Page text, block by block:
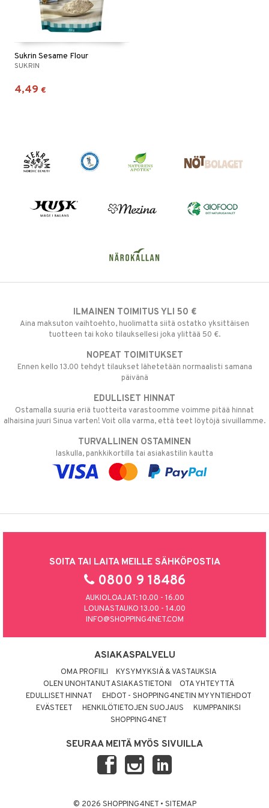
Sukrin Sesame Flour
SUKRIN
4,49 €
ILMAINEN TOIMITUS YLI 50 €
Aina maksuton vaihtoehto, huolimatta siitä ostatko yksittäisen
tuotteen tai koko tilauksellesi joka ylittää 50 €.
NOPEAT TOIMITUKSET
Ennen kello 13.00 tehdyt tilaukset lähetetään normaalisti samana
päivänä
EDULLISET HINNAT
Ostamalla suuria eriä tuotteita varastoomme voimme pitää hinnat
alhaisina juuri Sinua varten! Voit olla varma, että teet löytöjä sivuillamme.
TURVALLINEN OSTAMINEN
laskulla, pankkikortilla tai asiakastilin kautta
SOITA TAI LAITA MEILLE SÄHKÖPOSTIA
0800 9 18486
AUKIOLOAJAT: 10.00 - 16.00
LOUNASTAUKO 13.00 - 14.00
INFO@SHOPPING4NET.COM
ASIAKASPALVELU
OMA PROFIILI
KYSYMYKSIÄ & VASTAUKSIA
OLEN UNOHTANUT ASIAKASTIETONI
OTA YHTEYTTÄ
EDULLISET HINNAT
EHDOT - SHOPPING4NETIN MYYNTIEHDOT
EVÄSTEET
HENKILÖTIETOJEN SUOJAUS
KUMPPANIKSI
SHOPPING4NET
SEURAA MEITÄ MYÖS SIVUILLA
© 2026 SHOPPING4NET • SITEMAP